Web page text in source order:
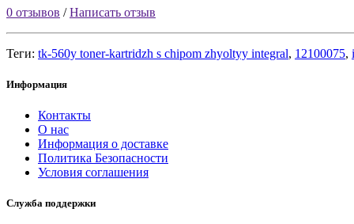
0 отзывов /Написать отзыв
Теги: tk-560y toner-kartridzh s chipom zhyoltyy integral, 12100075,
Информация
Контакты
О нас
Информация о доставке
Политика Безопасности
Условия соглашения
Служба поддержки